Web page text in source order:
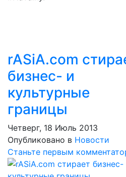
rASiA.com
бизнес- и
культурные
границы
Четверг, 18 Июль 2013
Опубликовано в Новости
Станьте первым